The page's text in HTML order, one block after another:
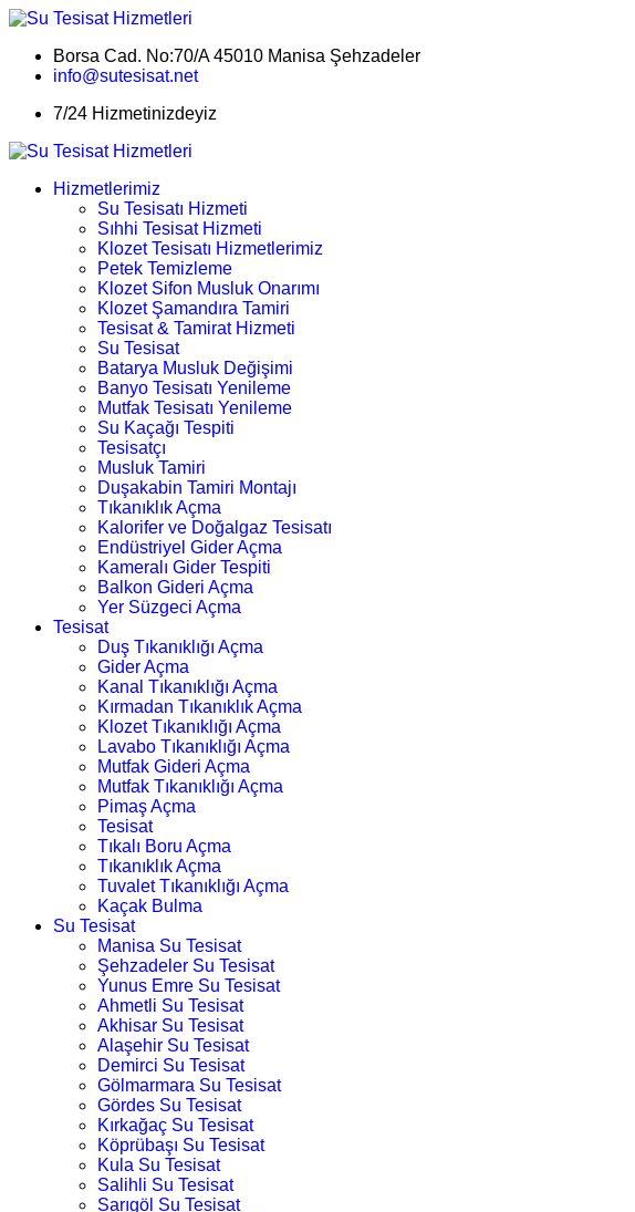
Borsa Cad. No:70/A 45010 Manisa Şehzadeler
info@sutesisat.net
7/24 Hizmetinizdeyiz
Hizmetlerimiz
Su Tesisatı Hizmeti
Sıhhi Tesisat Hizmeti
Klozet Tesisatı Hizmetlerimiz
Petek Temizleme
Klozet Sifon Musluk Onarımı
Klozet Şamandıra Tamiri
Tesisat & Tamirat Hizmeti
Su Tesisat
Batarya Musluk Değişimi
Banyo Tesisatı Yenileme
Mutfak Tesisatı Yenileme
Su Kaçağı Tespiti
Tesisatçı
Musluk Tamiri
Duşakabin Tamiri Montajı
Tıkanıklık Açma
Kalorifer ve Doğalgaz Tesisatı
Endüstriyel Gider Açma
Kameralı Gider Tespiti
Balkon Gideri Açma
Yer Süzgeci Açma
Tesisat
Duş Tıkanıklığı Açma
Gider Açma
Kanal Tıkanıklığı Açma
Kırmadan Tıkanıklık Açma
Klozet Tıkanıklığı Açma
Lavabo Tıkanıklığı Açma
Mutfak Gideri Açma
Mutfak Tıkanıklığı Açma
Pimaş Açma
Tesisat
Tıkalı Boru Açma
Tıkanıklık Açma
Tuvalet Tıkanıklığı Açma
Kaçak Bulma
Su Tesisat
Manisa Su Tesisat
Şehzadeler Su Tesisat
Yunus Emre Su Tesisat
Ahmetli Su Tesisat
Akhisar Su Tesisat
Alaşehir Su Tesisat
Demirci Su Tesisat
Gölmarmara Su Tesisat
Gördes Su Tesisat
Kırkağaç Su Tesisat
Köprübaşı Su Tesisat
Kula Su Tesisat
Salihli Su Tesisat
Sarıgöl Su Tesisat